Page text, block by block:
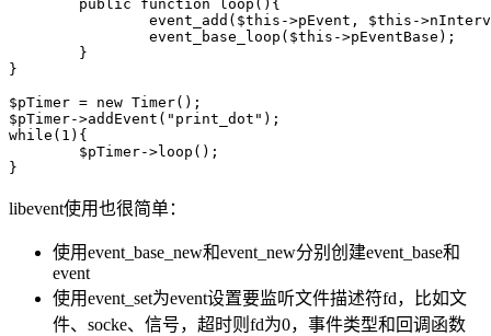
}
$pTimer = new Timer();
$pTimer->addEvent("print_dot");
while(1){
libevent使用也很简单：
使用event_base_new和event_new分别创建event_base和
event
使用event_set为event设置要监听文件描述符fd，比如文
件、socke、信号，超时则fd为0，事件类型和回调函数